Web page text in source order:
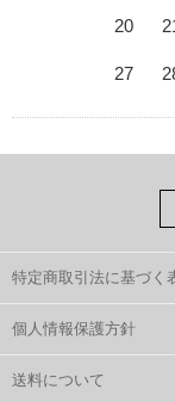
20
27
特定商取引法に基づく
個人情報保護方針
送料について